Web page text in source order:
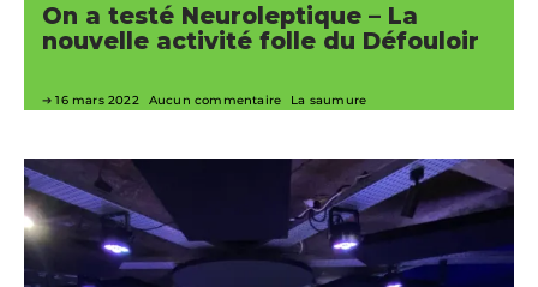
On a testé Neuroleptique – La
nouvelle activité folle du Défouloir
16 mars 2022 Aucun commentaire La saumure